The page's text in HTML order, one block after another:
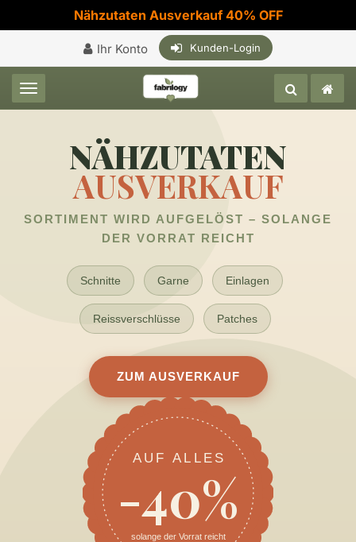
Nähzutaten Ausverkauf 40% OFF
Ihr Konto Kunden-Login
Toggle navigation
NÄHZUTATEN
AUSVERKAUF
SORTIMENT WIRD AUFGELÖST – SOLANGE
DER VORRAT REICHT
Schnitte Garne Einlagen
Reissverschlüsse Patches
ZUM AUSVERKAUF
AUF ALLES
-40%
solange der Vorrat reicht